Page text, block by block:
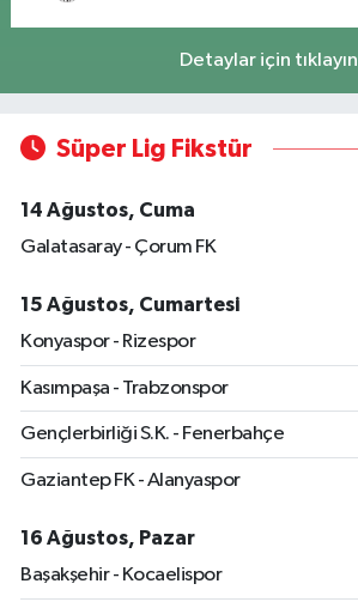
Detaylar için tıklayın
Süper Lig Fikstür
14 Ağustos, Cuma
Galatasaray - Çorum FK
15 Ağustos, Cumartesi
Konyaspor - Rizespor
Kasımpaşa - Trabzonspor
Gençlerbirliği S.K. - Fenerbahçe
Gaziantep FK - Alanyaspor
16 Ağustos, Pazar
Başakşehir - Kocaelispor